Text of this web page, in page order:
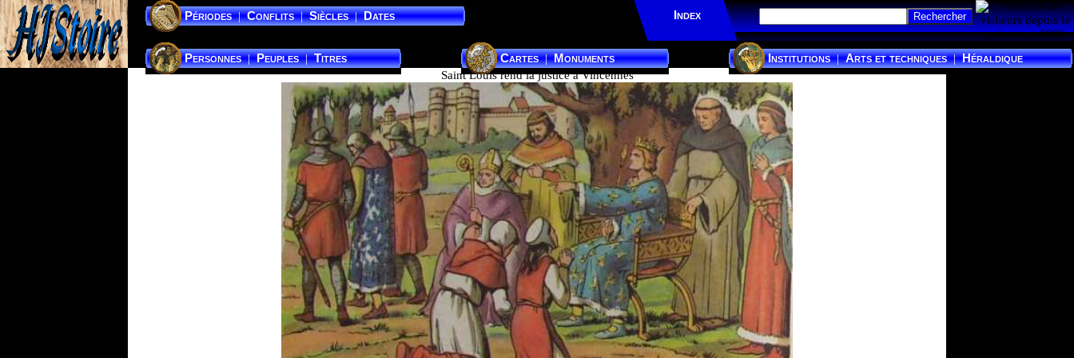
Périodes | Conflits | Siècles | Dates Index
Personnes | Peuples | Titres Cartes | Monuments Institutions | Arts et techniques | Héraldique
Saint Louis rend la justice à Vincennes